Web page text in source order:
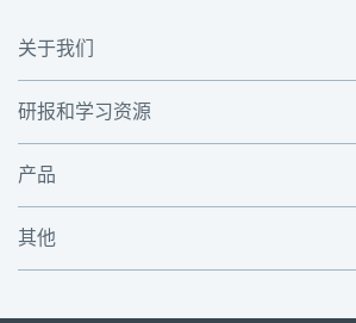
关于我们
研报和学习资源
产品
其他